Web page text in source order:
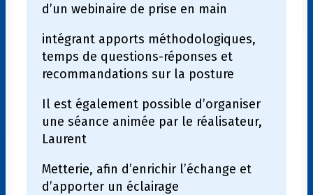
d’un webinaire de prise en main
intégrant apports méthodologiques,
temps de questions-réponses et
recommandations sur la posture
Il est également possible d’organiser
une séance animée par le réalisateur,
Laurent
Metterie, afin d’enrichir l’échange et
d’apporter un éclairage